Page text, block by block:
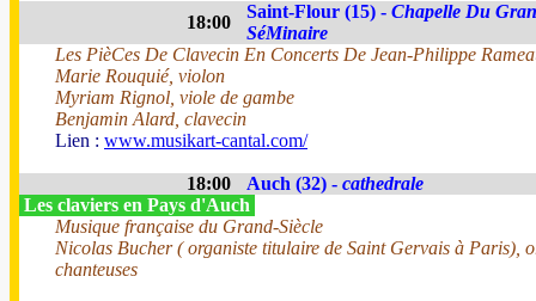
18:00
Saint-Flour (15) - Chapelle Du
SéMinaire
Les PièCes De Clavecin En Concerts De Jean-Philippe
Marie Rouquié, violon
Myriam Rignol, viole de gambe
Benjamin Alard, clavecin
Lien : www.musikart-cantal.com/
18:00 Auch (32) - cathedrale
Les claviers en Pays d'Auch
Musique française du Grand-Siècle
Nicolas Bucher ( organiste titulaire de Saint Gervais à Paris),
chanteuses